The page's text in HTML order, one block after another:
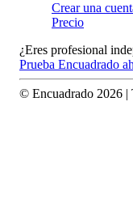
Crear una
Precio
¿Eres profesional
Prueba Encuadrado
© Encuadrado 2026 |